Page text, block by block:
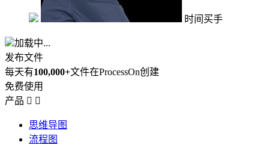
时间买手
加载中...
发布文件
每天有100,000+文件在ProcessOn创建
免费使用
产品  
思维导图
流程图